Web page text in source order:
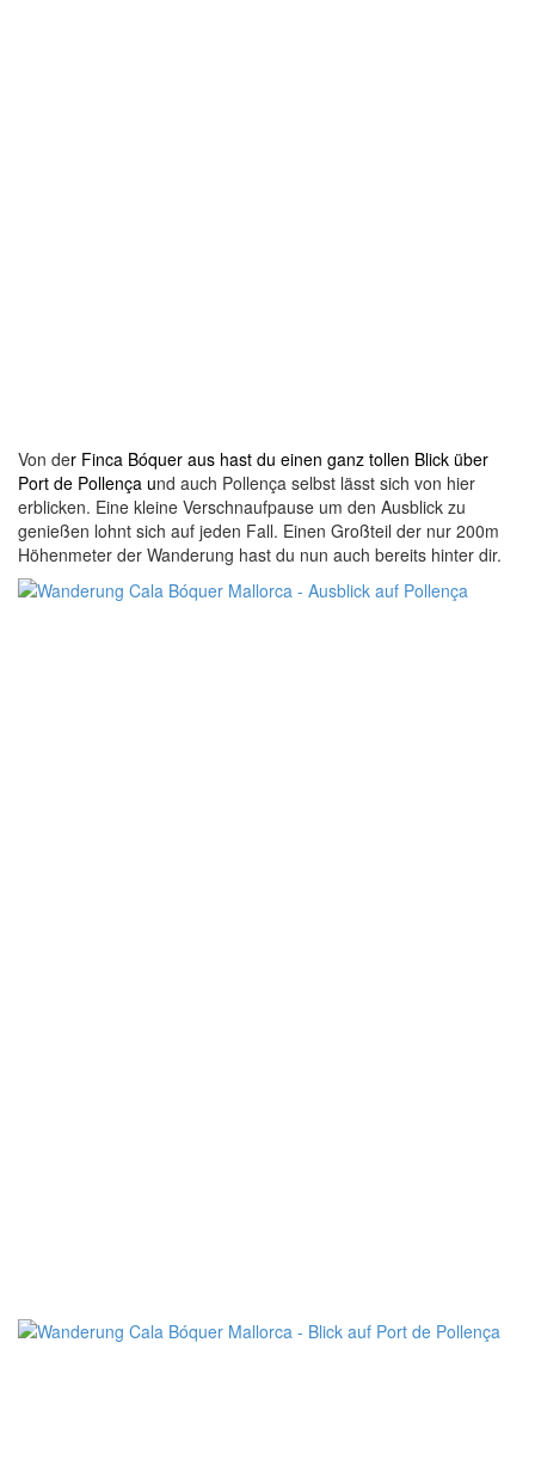
Von der Finca Bóquer aus hast du einen ganz tollen Blick über
Port de Pollença und auch Pollença selbst lässt sich von hier
erblicken. Eine kleine Verschnaufpause um den Ausblick zu
genießen lohnt sich auf jeden Fall. Einen Großteil der nur 200m
Höhenmeter der Wanderung hast du nun auch bereits hinter dir.